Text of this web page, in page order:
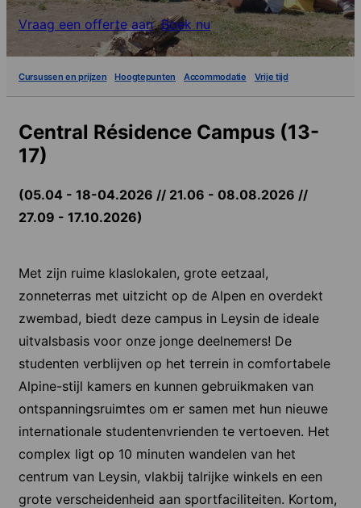
Vraag een offerte aan Boek nu
Cursussen en prijzen Hoogtepunten Accommodatie Vrije tijd
Central Résidence Campus (13-
17)
(05.04 - 18-04.2026 // 21.06 - 08.08.2026 //
27.09 - 17.10.2026)
Met zijn ruime klaslokalen, grote eetzaal,
zonneterras met uitzicht op de Alpen en overdekt
zwembad, biedt deze campus in Leysin de ideale
uitvalsbasis voor onze jonge deelnemers! De
studenten verblijven op het terrein in comfortabele
Alpine-stijl kamers en kunnen gebruikmaken van
ontspanningsruimtes om er samen met hun nieuwe
internationale studentenvrienden te vertoeven. Het
complex ligt op 10 minuten wandelen van het
centrum van Leysin, vlakbij talrijke winkels en een
grote verscheidenheid aan sportfaciliteiten. Kortom,